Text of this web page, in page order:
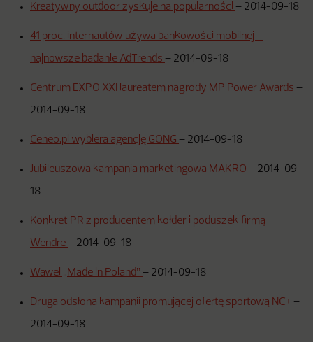
Kreatywny outdoor zyskuje na popularności – 2014-09-18
41 proc. internautów używa bankowości mobilnej –
najnowsze badanie AdTrends – 2014-09-18
Centrum EXPO XXI laureatem nagrody MP Power Awards –
2014-09-18
Ceneo.pl wybiera agencję GONG – 2014-09-18
Jubileuszowa kampania marketingowa MAKRO – 2014-09-
18
Konkret PR z producentem kołder i poduszek firmą
Wendre – 2014-09-18
Wawel „Made in Poland” – 2014-09-18
Druga odsłona kampanii promującej ofertę sportową NC+ –
2014-09-18